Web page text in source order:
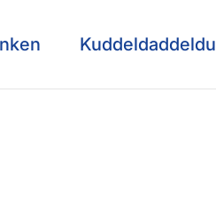
Kuddeldaddeldu